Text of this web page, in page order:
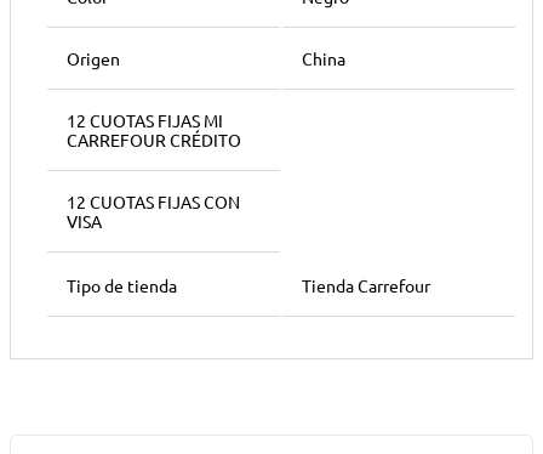
Origen China
12 CUOTAS FIJAS MI
CARREFOUR CRÉDITO
12 CUOTAS FIJAS CON
VISA
Tipo de tienda Tienda Carrefour